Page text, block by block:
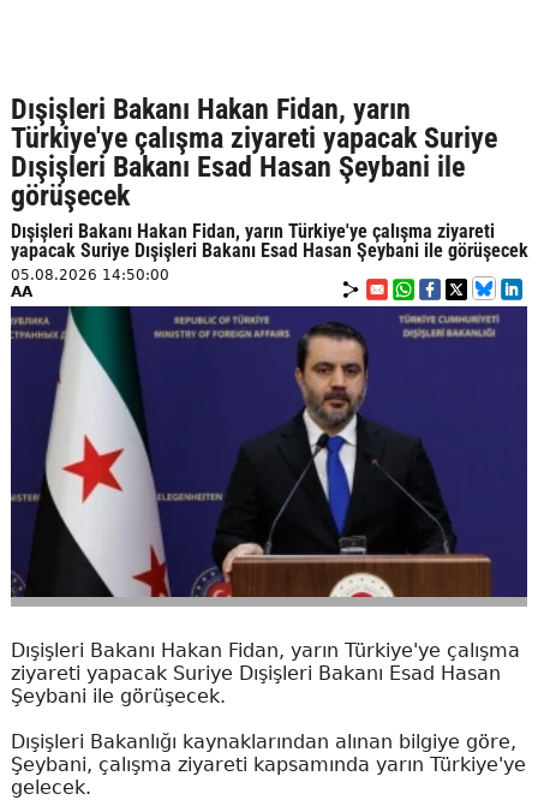
Dışişleri Bakanı Hakan Fidan, yarın
Türkiye'ye çalışma ziyareti yapacak Suriye
Dışişleri Bakanı Esad Hasan Şeybani ile
görüşecek
Dışişleri Bakanı Hakan Fidan, yarın Türkiye'ye çalışma ziyareti
yapacak Suriye Dışişleri Bakanı Esad Hasan Şeybani ile görüşecek
05.08.2026 14:50:00
AA
Dışişleri Bakanı Hakan Fidan, yarın Türkiye'ye çalışma
ziyareti yapacak Suriye Dışişleri Bakanı Esad Hasan
Şeybani ile görüşecek.
Dışişleri Bakanlığı kaynaklarından alınan bilgiye göre,
Şeybani, çalışma ziyareti kapsamında yarın Türkiye'ye
gelecek.